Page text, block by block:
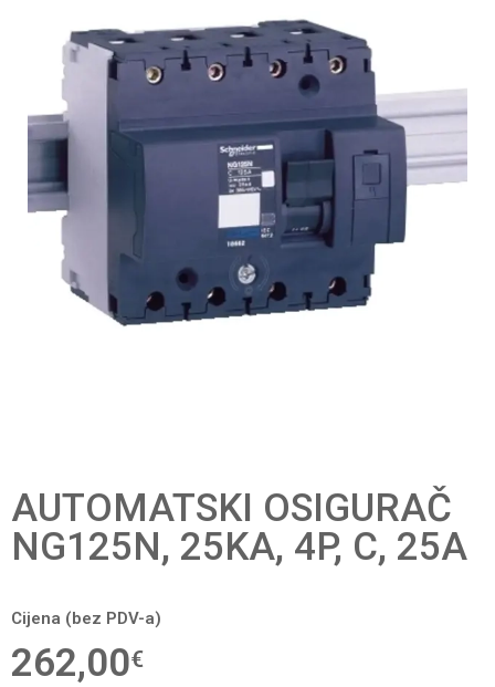
AUTOMATSKI OSIGURAČ
NG125N, 25KA, 4P, C, 25A
Cijena (bez PDV-a)
262,00€